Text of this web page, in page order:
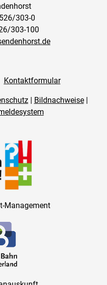
303-0
303-100
Kontaktformular
| Bildnachweise|
Management